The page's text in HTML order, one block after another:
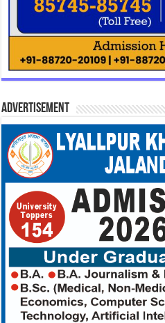
Advertisement